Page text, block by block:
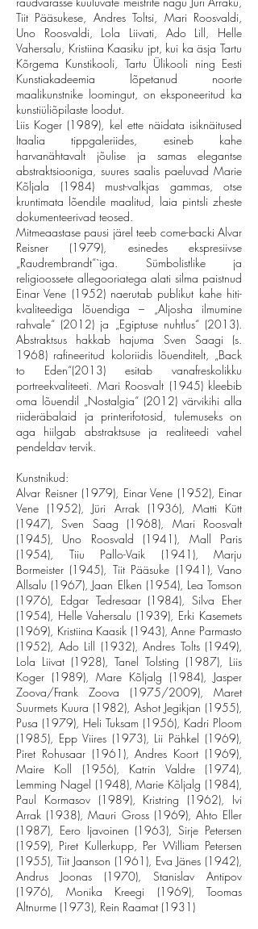
Tiit Pääsukese, Andres Toltsi, Mari Roosvaldi,
Uno Roosvaldi, Lola Liivati, Ado Lill, Helle
Vahersalu, Kristiina Kaasiku jpt, kui ka äsja Tartu
Kõrgema Kunstikooli, Tartu Ülikooli ning Eesti
Kunstiakadeemia lõpetanud noorte
maalikunstnike loomingut, on eksponeeritud ka
kunstiüliõpilaste loodut.
Liis Koger (1989), kel ette näidata isiknäitused
Itaalia tippgaleriides, esineb kahe
harvanähtavalt jõulise ja samas elegantse
abstraktsiooniga, suures saalis paeluvad Marie
Kõljala (1984) must-valkjas gammas, otse
kruntimata lõendile maalitud, laia pintsli zheste
dokumenteerivad teosed.
Mitmeaastase pausi järel teeb come-backi Alvar
Reisner (1979), esinedes ekspresiivse
„Raudrembrandt“`iga. Sümbolistlike ja
religioossete allegooriatega alati silma paistnud
Einar Vene (1952) naerutab publikut kahe hiti-
kvaliteediga lõuendiga – „Aljosha ilmumine
rahvale“ (2012) ja „Egiptuse nuhtlus“ (2013).
Abstraktsus hakkab hajuma Sven Saagi (s.
1968) rafineeritud koloriidis lõuenditelt, „Back
to Eden“(2013) esitab vanafreskolikku
portreekvaliteeti. Mari Roosvalt (1945) kleebib
oma lõuendil „Nostalgia“ (2012) värvikihi alla
riideräbalaid ja printerifotosid, tulemuseks on
aga hiilgab abstraktsuse ja realiteedi vahel
pendeldav tervik.
Kunstnikud:
Alvar Reisner (1979), Einar Vene (1952), Einar
Vene (1952), Jüri Arrak (1936), Matti Kütt
(1947), Sven Saag (1968), Mari Roosvalt
(1945), Uno Roosvald (1941), Mall Paris
(1954), Tiiu Pallo-Vaik (1941), Marju
Bormeister (1945), Tiit Pääsuke (1941), Vano
Allsalu (1967), Jaan Elken (1954), Lea Tomson
(1976), Edgar Tedresaar (1984), Silva Eher
(1954), Helle Vahersalu (1939), Erki Kasemets
(1969), Kristiina Kaasik (1943), Anne Parmasto
(1952), Ado Lill (1932), Andres Tolts (1949),
Lola Liivat (1928), Tanel Tolsting (1987), Liis
Koger (1989), Mare Kõljalg (1984), Jasper
Zoova/Frank Zoova (1975/2009), Maret
Suurmets Kuura (1982), Ashot Jegikjan (1955),
Pusa (1979), Heli Tuksam (1956), Kadri Ploom
(1985), Epp Viires (1973), Lii Pähkel (1969),
Piret Rohusaar (1961), Andres Koort (1969),
Maire Koll (1956), Katrin Valdre (1974),
Lemming Nagel (1948), Marie Kõljalg (1984),
Paul Kormasov (1989), Kristring (1962), Ivi
Arrak (1938), Mauri Gross (1969), Ahto Eller
(1987), Eero Ijavoinen (1963), Sirje Petersen
(1959), Piret Kullerkupp, Per William Petersen
(1955), Tiit Jaanson (1961), Eva Jänes (1942),
Andrus Joonas (1970), Stanislav Antipov
(1976), Monika Kreegi (1969), Toomas
Altnurme (1973), Rein Raamat (1931)